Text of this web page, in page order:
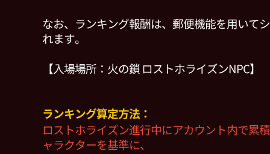
なお、ランキング報酬は、郵便機能を用いて
れます。
【入場場所：火の鎖 ロストホライズンNPC】
ランキング算定方法：
ロストホライズン進行中にアカウント内で累
ャラクターを基準に、